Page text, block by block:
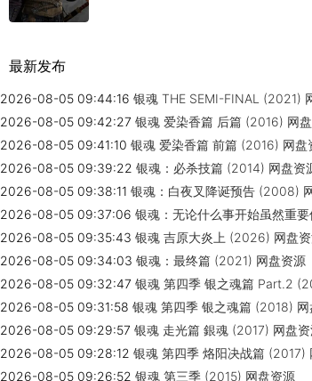
最新发布
2026-08-05 09:44:16 银魂 THE SEMI-FINAL (2021)
2026-08-05 09:42:27 银魂 爱染香篇 后篇 (2016) 网
2026-08-05 09:41:10 银魂 爱染香篇 前篇 (2016) 网盘
2026-08-05 09:39:22 银魂：必杀技篇 (2014) 网盘资
2026-08-05 09:38:11 银魂：白夜叉降诞预告 (2008)
2026-08-05 09:37:06 银魂：无论什么事开始虽然重
2026-08-05 09:35:43 银魂 吉原大炎上 (2026) 网盘
2026-08-05 09:34:03 银魂：最终篇 (2021) 网盘资源
2026-08-05 09:32:47 银魂 第四季 银之魂篇 Part.2
2026-08-05 09:31:58 银魂 第四季 银之魂篇 (2018) 网
2026-08-05 09:29:57 银魂 走光篇 銀魂 (2017) 网盘
2026-08-05 09:28:12 银魂 第四季 烙阳决战篇 (2017)
2026-08-05 09:26:52 银魂 第三季 (2015) 网盘资源